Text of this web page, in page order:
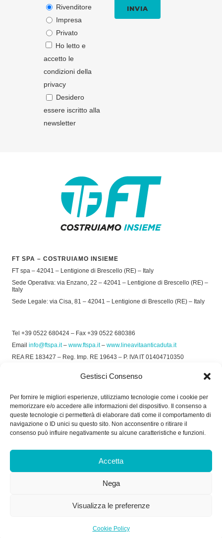
Gestisci Consenso
Per fornire le migliori esperienze, utilizziamo tecnologie come i cookie per
memorizzare e/o accedere alle informazioni del dispositivo. Il consenso a
queste tecnologie ci permetterà di elaborare dati come il comportamento di
navigazione o ID unici su questo sito. Non acconsentire o ritirare il
consenso può influire negativamente su alcune caratteristiche e funzioni.
Accetta
Nega
Visualizza le preferenze
Cookie Policy
Rivenditore
Impresa
Privato
Ho letto e
accetto le
condizioni della
privacy
Desidero
essere iscritto alla
newsletter
FT SPA – COSTRUIAMO INSIEME
FT spa – 42041 – Lentigione di Brescello (RE) – Italy
Sede Operativa: via Enzano, 22 – 42041 – Lentigione di Brescello (RE) –
Italy
Sede Legale: via Cisa, 81 – 42041 – Lentigione di Brescello (RE) – Italy
Tel +39 0522 680424 – Fax +39 0522 680386
Email info@ftspa.it– www.ftspa.it– www.lineavitaanticaduta.it
REA RE 183427 – Reg. Imp. RE 19643 – P. IVA IT 01404710350
Privacy Policy–Cookie Policy
SOCIAL
Dal Lunedì al Venerdì: 8.00/12.30 - 13.30/17.30
Dal Lunedì al Venerdì: 7.30/11.30 - 13.30/17.00